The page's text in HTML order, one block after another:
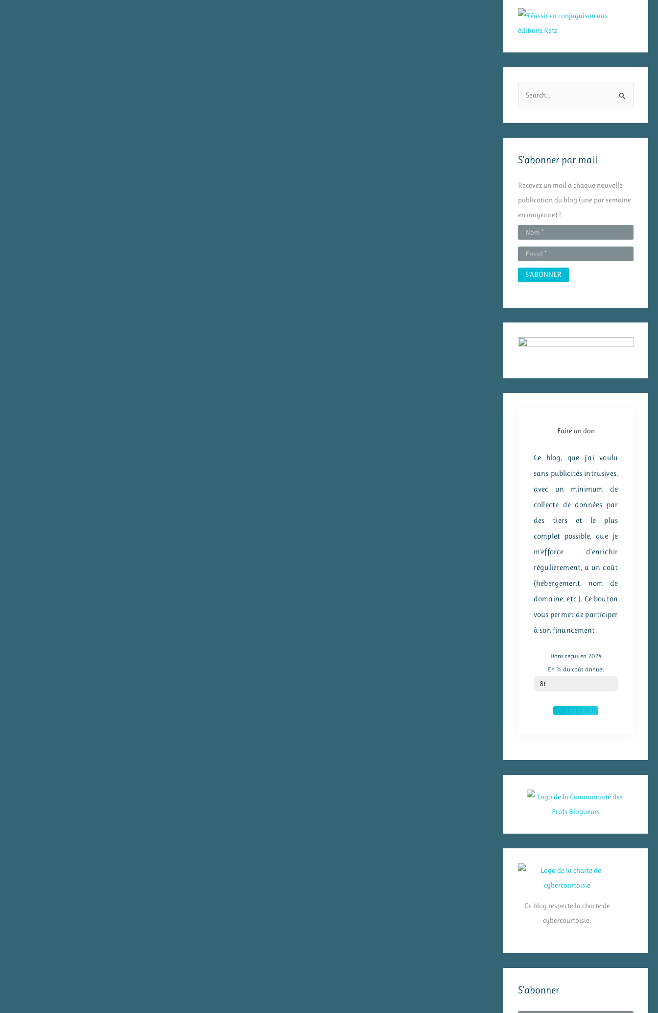
r
e
:
S’abonner par mail
Recevez un mail à chaque nouvelle
publication du blog (une par semaine
en moyenne) !
Faire un don
Ce blog, que j'ai voulu
sans publicités intrusives,
avec un minimum de
collecte de données par
des tiers et le plus
complet possible, que je
m'efforce d'enrichir
régulièrement, a un coût
(hébergement, nom de
domaine, etc.). Ce bouton
vous permet de participer
à son financement.
Dons reçus en 2024
En % du coût annuel
% du coût annuel
86
FAIRE UN DON
Ce blog respecte la charte de
cybercourtoisie.
S’abonner